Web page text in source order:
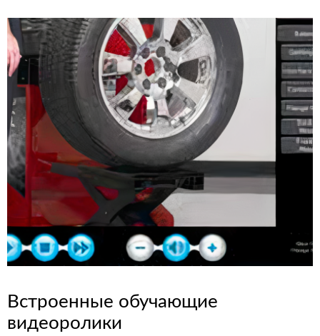
Встроенные обучающие
видеоролики